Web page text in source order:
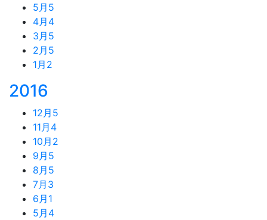
5月 5
4月 4
3月 5
2月 5
1月 2
2016
12月 5
11月 4
10月 2
9月 5
8月 5
7月 3
6月 1
5月 4